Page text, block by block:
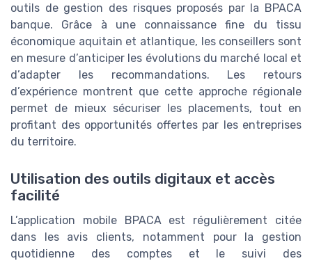
outils de gestion des risques proposés par la BPACA
banque. Grâce à une connaissance fine du tissu
économique aquitain et atlantique, les conseillers sont
en mesure d’anticiper les évolutions du marché local et
d’adapter les recommandations. Les retours
d’expérience montrent que cette approche régionale
permet de mieux sécuriser les placements, tout en
profitant des opportunités offertes par les entreprises
du territoire.
Utilisation des outils digitaux et accès
facilité
L’application mobile BPACA est régulièrement citée
dans les avis clients, notamment pour la gestion
quotidienne des comptes et le suivi des